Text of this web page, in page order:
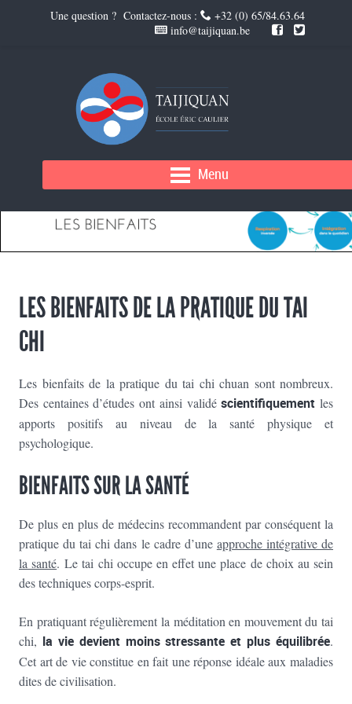
Menu
LES BIENFAITS DE LA PRATIQUE DU TAI
CHI
Les bienfaits de la pratique du tai chi chuan sont nombreux.
Des centaines d’études ont ainsi validéscientifiquement les
apports positifs au niveau de la santé physique et
psychologique.
BIENFAITS SUR LA SANTÉ
De plus en plus de médecins recommandent par conséquent la
pratique du tai chi dans le cadre d’une approche intégrative de
la santé. Le tai chi occupe en effet une place de choix au sein
des techniques corps-esprit.
En pratiquant régulièrement la méditation en mouvement du tai
chi, la vie devient moins stressante et plus équilibrée.
Cet art de vie constitue en fait une réponse idéale aux maladies
dites de civilisation.
Une question ? Contactez-nous :
+32 (0) 65/84.63.64
info@taijiquan.be